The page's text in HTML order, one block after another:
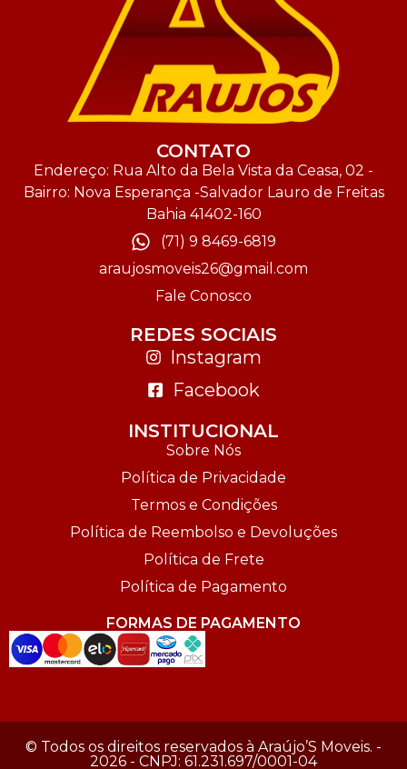
CONTATO
Endereço: Rua Alto da Bela Vista da Ceasa, 02 -
Bairro: Nova Esperança -Salvador Lauro de Freitas
Bahia 41402-160
(71) 9 8469-6819
araujosmoveis26@gmail.com
Fale Conosco
REDES SOCIAIS
Instagram
Facebook
INSTITUCIONAL
Sobre Nós
Política de Privacidade
Termos e Condições
Política de Reembolso e Devoluções
Política de Frete
Política de Pagamento
FORMAS DE PAGAMENTO
© Todos os direitos reservados à Araújo’S Moveis. -
2026 - CNPJ: 61.231.697/0001-04